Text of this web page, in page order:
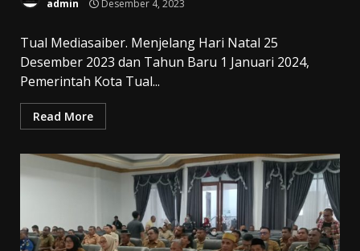
admin Desember 4, 2023
Tual Mediasaiber. Menjelang Hari Natal 25
Desember 2023 dan Tahun Baru 1 Januari 2024,
Pemerintah Kota Tual...
Read More